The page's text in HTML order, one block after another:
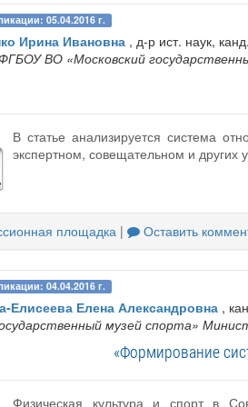
05.04.2016 г.
Ирина Ивановна , д-р ист. наук,
ВО «Московский
В статье анализируется система
экспертном, совещательном и других
площадка | Оставить
04.04.2016 г.
Елисеева Елена Александровна ,
музей спорта»
«Формирование
Физическая культура и спорт в